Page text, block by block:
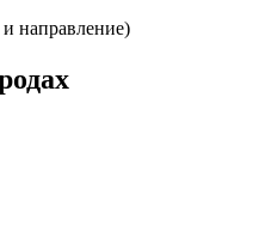
направление)